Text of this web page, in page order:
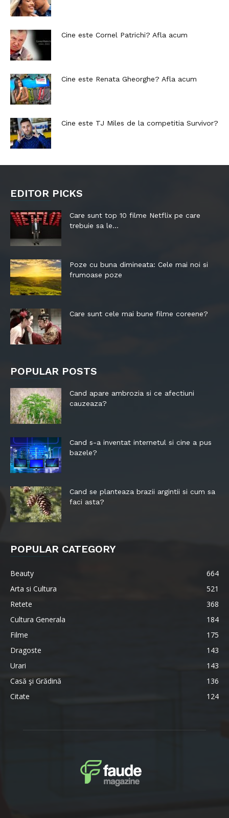
Cine este Cornel Patrichi? Afla acum
Cine este Renata Gheorghe? Afla acum
Cine este TJ Miles de la competitia Survivor?
EDITOR PICKS
Care sunt top 10 filme Netflix pe care
trebuie sa le...
Poze cu buna dimineata: Cele mai noi si
frumoase poze
Care sunt cele mai bune filme coreene?
POPULAR POSTS
Cand apare ambrozia si ce afectiuni
cauzeaza?
Cand s-a inventat internetul si cine a pus
bazele?
Cand se planteaza brazii argintii si cum sa
faci asta?
POPULAR CATEGORY
Beauty
664
Arta si Cultura
521
Retete
368
Cultura Generala
184
Filme
175
Dragoste
143
Urari
143
Casă şi Grădină
136
Citate
124